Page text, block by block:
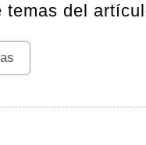
temas del